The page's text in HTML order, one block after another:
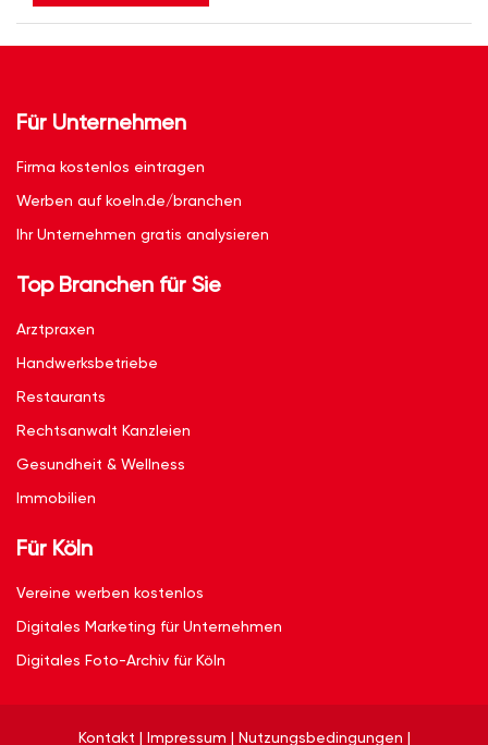
Für Unternehmen
Firma kostenlos eintragen
Werben auf koeln.de/branchen
Ihr Unternehmen gratis analysieren
Top Branchen für Sie
Arztpraxen
Handwerksbetriebe
Restaurants
Rechtsanwalt Kanzleien
Gesundheit & Wellness
Immobilien
Für Köln
Vereine werben kostenlos
Digitales Marketing für Unternehmen
Digitales Foto-Archiv für Köln
Kontakt | Impressum | Nutzungsbedingungen |